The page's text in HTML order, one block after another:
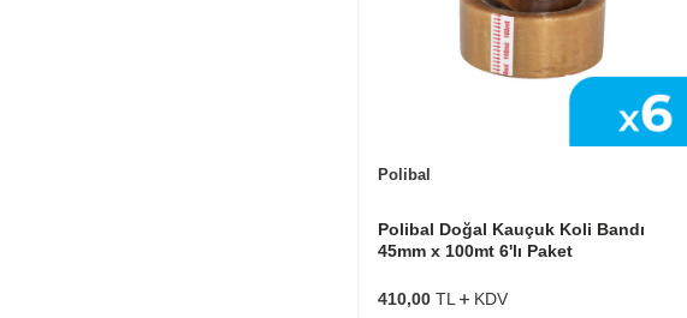
Polibal
Polibal Doğal Kauçuk Koli Bandı
45mm x 100mt 6'lı Paket
410,00 TL KDV